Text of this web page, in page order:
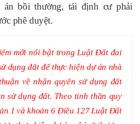
án bồi thường, tái định cư phải
phê duyệt.
mới nổi bật trong Luật Đất đai
dụng đất để thực hiện dự án nhà
về nhận quyền sử dụng đất
sử dụng đất. Theo tinh thần quy
1 và khoản 6 Điều 127 Luật Đất